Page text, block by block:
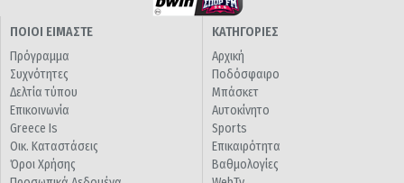
ΠΟΙΟΙ ΕΙΜΑΣΤΕ
Πρόγραμμα
Συχνότητες
Δελτία τύπου
Επικοινωνία
Greece Is
Οικ. Καταστάσεις
Όροι Χρήσης
ΚΑΤΗΓΟΡΙΕΣ
Αρχική
Ποδόσφαιρο
Μπάσκετ
Αυτοκίνητο
Sports
Επικαιρότητα
Βαθμολογίες